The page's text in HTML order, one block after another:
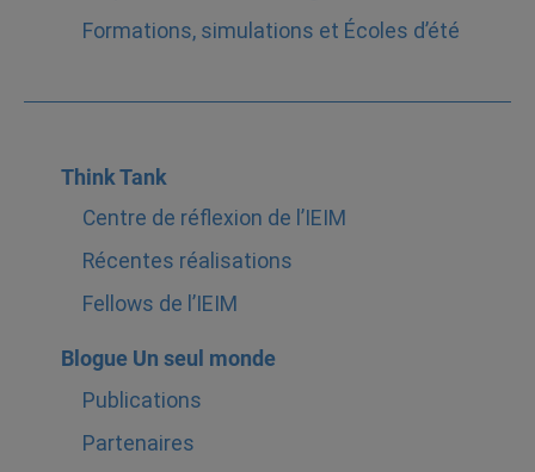
Formations, simulations et Écoles d’été
Think Tank
Centre de réflexion de l’IEIM
Récentes réalisations
Fellows de l’IEIM
Blogue Un seul monde
Publications
Partenaires